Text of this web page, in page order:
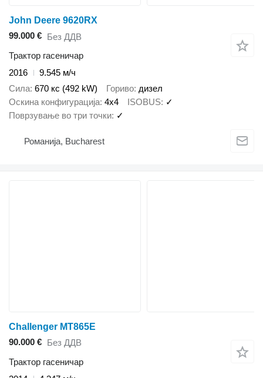
John Deere 9620RX
99.000 € Без ДДВ
Трактор гасеничар
2016
9.545 м/ч
Сила 670 кс (492 kW) Гориво дизел
Оскина конфигурација 4x4 ISOBUS ✓
Поврзување во три точки ✓
Романија, Bucharest
Challenger MT865E
90.000 €
Без ДДВ
Трактор гасеничар